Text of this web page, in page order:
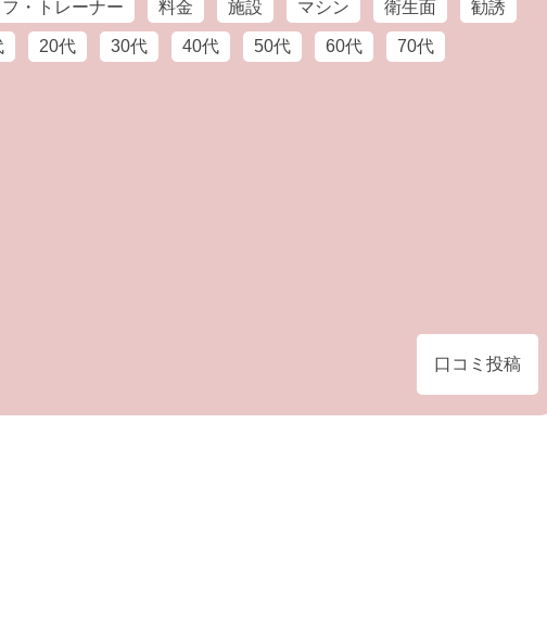
・トレーナー 料金 施設 マシン 衛生面 勧誘
20代 30代 40代 50代 60代 70代
口コミ投稿